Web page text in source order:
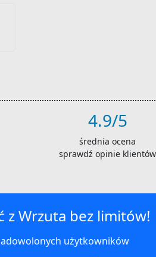
4.9/5
średnia ocena
sprawdź opinie klientów
z Wrzuta bez limitów!
użytkowników